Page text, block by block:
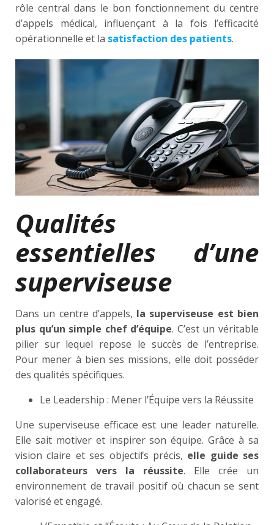
rôle central dans le bon fonctionnement du centre
d’appels médical, influençant à la fois l’efficacité
opérationnelle et la satisfaction des patients.
Qualités
essentielles d’une
superviseuse
Dans un centre d’appels, la superviseuse est bien
plus qu’un simple chef d’équipe. C’est un véritable
pilier sur lequel repose le succès de l’entreprise.
Pour mener à bien ses missions, elle doit posséder
des qualités spécifiques.
Le Leadership : Mener l’Équipe vers la Réussite
Une superviseuse efficace est une leader naturelle.
Elle sait motiver et inspirer son équipe. Grâce à sa
vision claire et ses objectifs précis, elle guide ses
collaborateurs vers la réussite. Elle crée un
environnement de travail positif où chacun se sent
valorisé et engagé.